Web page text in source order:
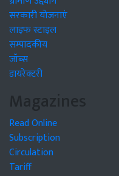
सरकारी योजनाएं
लाइफ स्टाइल
सम्पादकीय
जॉब्स
डायरेक्टरी
Magazines
Read Online
Subscription
Circulation
Tariff